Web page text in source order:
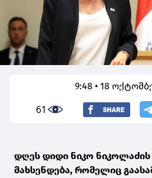
9:48 • 18
61
დღეს დიდი ნიკო
მახსენდება, რომელიც